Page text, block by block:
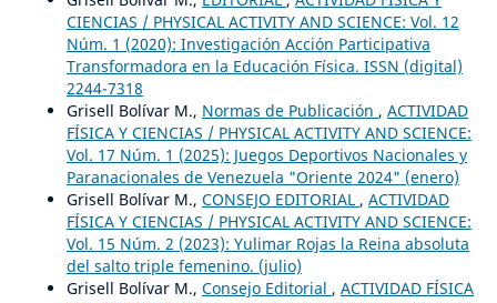
CIENCIAS / PHYSICAL ACTIVITY AND SCIENCE: Vol. 12
Núm. 1 (2020): Investigación Acción Participativa
Transformadora en la Educación Física. ISSN (digital)
2244-7318
Grisell Bolívar M., Normas de Publicación , ACTIVIDAD
FÍSICA Y CIENCIAS / PHYSICAL ACTIVITY AND SCIENCE:
Vol. 17 Núm. 1 (2025): Juegos Deportivos Nacionales y
Paranacionales de Venezuela "Oriente 2024" (enero)
Grisell Bolívar M., CONSEJO EDITORIAL , ACTIVIDAD
FÍSICA Y CIENCIAS / PHYSICAL ACTIVITY AND SCIENCE:
Vol. 15 Núm. 2 (2023): Yulimar Rojas la Reina absoluta
del salto triple femenino. (julio)
Grisell Bolívar M., Consejo Editorial , ACTIVIDAD FÍSICA